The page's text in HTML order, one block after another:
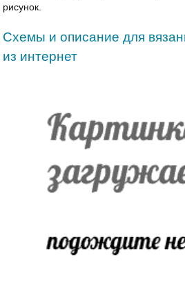
рисунок.
Схемы и описание для
из интернет